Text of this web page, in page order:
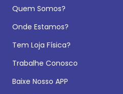
Quem Somos?
Onde Estamos?
Tem Loja Física?
Trabalhe Conosco
Baixe Nosso APP